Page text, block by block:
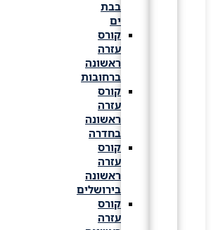
קורס
עזרה
ראשונה
ברחובות
קורס
עזרה
ראשונה
בחדרה
קורס
עזרה
ראשונה
בירושלים
קורס
עזרה